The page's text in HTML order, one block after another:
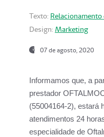
Texto:
Design: Marketing
07 de agosto, 2020
Informamos que, a
prestador
(55004164-2), estará
atendimentos 24
especialidade de